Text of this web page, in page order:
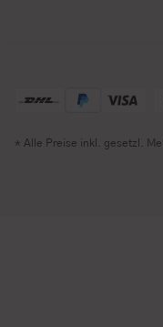
* Alle Preise inkl. gesetzl.